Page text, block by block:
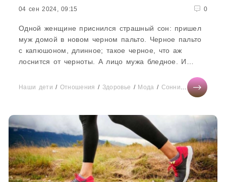
04 сен 2024, 09:15 0
Одной женщине приснился страшный сон: пришел
муж домой в новом черном пальто. Черное пальто
с капюшоном, длинное; такое черное, что аж
лоснится от черноты. А лицо мужа бледное. И
смотри, какое хорошее пальто мне мама подарила!
Наши дети / Отношения / Здоровье / Мода / Сонник /Диеты